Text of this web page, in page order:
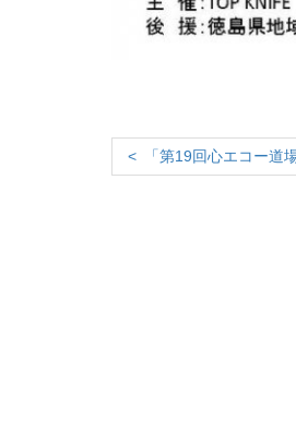
「第19回心エコー道